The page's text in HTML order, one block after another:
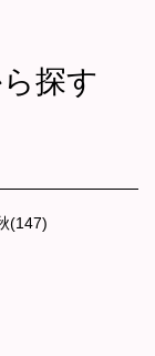
探す
(147)